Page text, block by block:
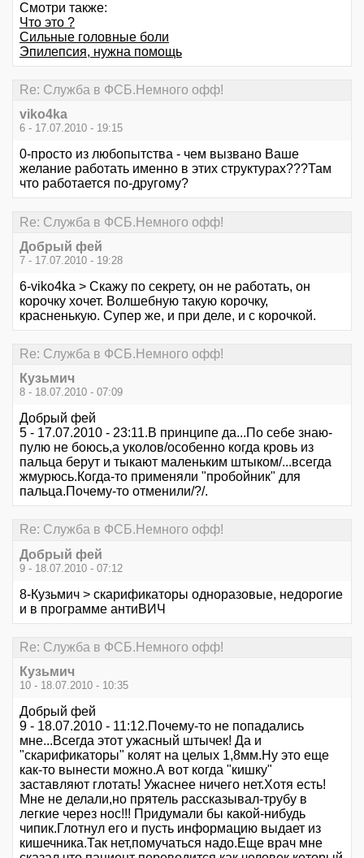
Смотри также:
Что это ?
Сильные головные боли
Эпилепсия, нужна помощь
Re: Служба в ФСБ.Немного офф!
viko4ka
6 - 17.07.2010 - 19:15
0-просто из любопытства - чем вызвано Ваше
желание работать именно в этих структурах???Там
что работается по-другому?
Re: Служба в ФСБ.Немного офф!
Добрый фей
7 - 17.07.2010 - 19:28
6-viko4ka > Скажу по секрету, он не работать, он
корочку хочет. Волшебную такую корочку,
красненькую. Супер же, и при деле, и с корочкой.
Re: Служба в ФСБ.Немного офф!
Кузьмич
8 - 18.07.2010 - 07:09
Добрый фей
5 - 17.07.2010 - 23:11.В принципе да...По себе знаю-
пулю не боюсь,а уколов/особенно когда кровь из
пальца берут и тыкают маленьким штыком/...всегда
жмурюсь.Когда-то применяли "пробойник" для
пальца.Почему-то отменили/?/.
Re: Служба в ФСБ.Немного офф!
Добрый фей
9 - 18.07.2010 - 07:12
8-Кузьмич > скарификаторы одноразовые, недорогие
и в программе антиВИЧ
Re: Служба в ФСБ.Немного офф!
Кузьмич
10 - 18.07.2010 - 10:35
Добрый фей
9 - 18.07.2010 - 11:12.Почему-то не попадались
мне...Всегда этот ужасный штычек! Да и
"скарификаторы" колят на целых 1,8мм.Ну это еще
как-то вынести можно.А вот когда "кишку"
заставляют глотать! Ужаснее ничего нет.Хотя есть!
Мне не делали,но прятель рассказывал-трубу в
легкие через нос!!! Придумали бы какой-нибудь
чипик.Глотнул его и пусть информацию выдает из
кишечника.Так нет,помучаться надо.Еще врач мне